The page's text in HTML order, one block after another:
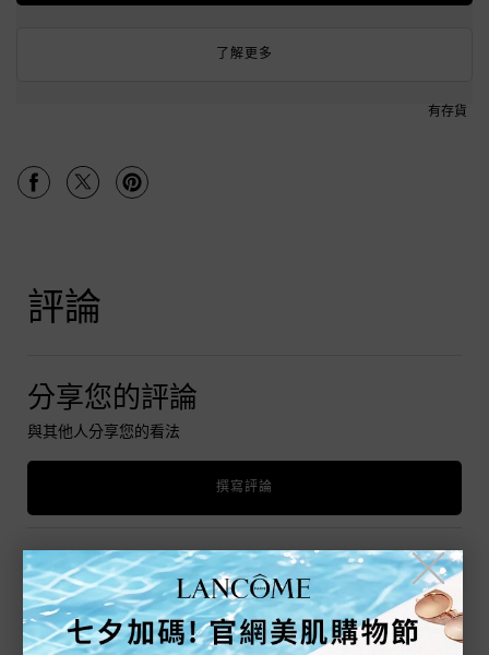
了解更多
有存貨
分享於 Facebook
分享於 Twitter分享於 Pinterest
評論
分享您的評論
與其他人分享您的看法
撰寫評論
目前沒有任何評論
為產品留下評論吧!
╳